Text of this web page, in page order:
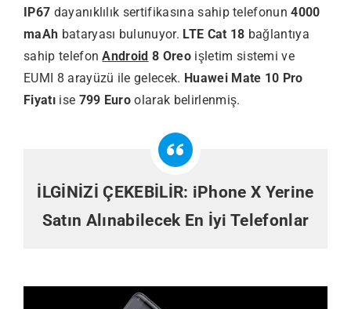
IP67 dayanıklılık sertifikasına sahip telefonun4000
maAh bataryası bulunuyor. LTE Cat 18 bağlantıya
sahip telefonAndroid 8 Oreoişletim sistemi ve
EUMI 8 arayüzü ile gelecek. Huawei Mate 10 Pro
Fiyatıise 799 Euro olarak belirlenmiş.
İLGİNİZİ ÇEKEBİLİR: iPhone X Yerine
Satın Alınabilecek En İyi Telefonlar